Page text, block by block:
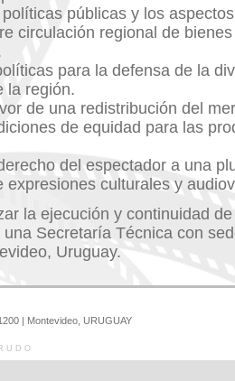
públicas y los
circulación regional de
para la defensa de la
la región.
de una redistribución del
de equidad para las
del espectador a una
expresiones culturales y
la ejecución y continuidad
una Secretaría Técnica con
Uruguay.
| Montevideo, URUGUAY
U D O